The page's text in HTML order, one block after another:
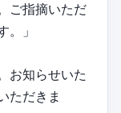
ご指摘いただ
。」
お知らせいた
ただきま